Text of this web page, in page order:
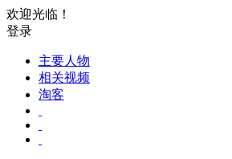
欢迎光临！
登录
主要人物
相关视频
淘客